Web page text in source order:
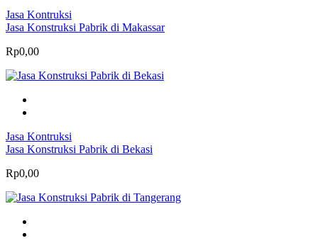
Jasa Kontruksi
Jasa Konstruksi Pabrik di Makassar
Rp0,00
Jasa Kontruksi
Jasa Konstruksi Pabrik di Bekasi
Rp0,00